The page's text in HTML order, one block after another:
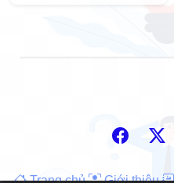
Trang chủ Giới thiệu